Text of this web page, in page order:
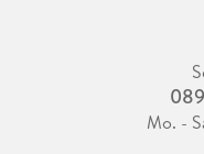
Mo. -